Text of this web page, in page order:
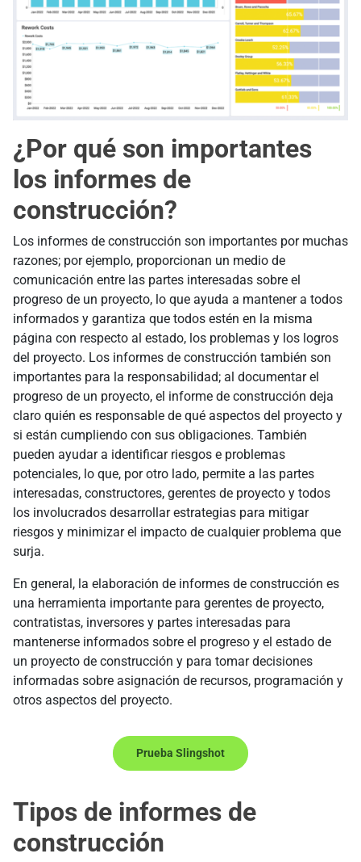
¿Por qué son importantes
los informes de
construcción?
Los informes de construcción son importantes por muchas
razones; por ejemplo, proporcionan un medio de
comunicación entre las partes interesadas sobre el
progreso de un proyecto, lo que ayuda a mantener a todos
informados y garantiza que todos estén en la misma
página con respecto al estado, los problemas y los logros
del proyecto. Los informes de construcción también son
importantes para la responsabilidad; al documentar el
progreso de un proyecto, el informe de construcción deja
claro quién es responsable de qué aspectos del proyecto y
si están cumpliendo con sus obligaciones. También
pueden ayudar a identificar riesgos e problemas
potenciales, lo que, por otro lado, permite a las partes
interesadas, constructores, gerentes de proyecto y todos
los involucrados desarrollar estrategias para mitigar
riesgos y minimizar el impacto de cualquier problema que
surja.
En general, la elaboración de informes de construcción es
una herramienta importante para gerentes de proyecto,
contratistas, inversores y partes interesadas para
mantenerse informados sobre el progreso y el estado de
un proyecto de construcción y para tomar decisiones
informadas sobre asignación de recursos, programación y
otros aspectos del proyecto.
Prueba Slingshot
Tipos de informes de
construcción